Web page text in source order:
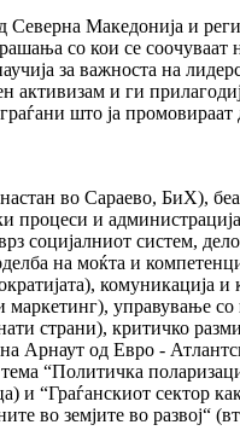
Македонија и
со кои се соочуваат
за важноста на
активизам и ги
што ја промовираат
во Сараево, БиХ),
процеси и
социјалниот систем,
на моќта и
комуникација
маркетинг), управување
страни), критичко
Арнаут од Евро -
“Политичка
и “Граѓанскиот сектор
во земјите во развој“